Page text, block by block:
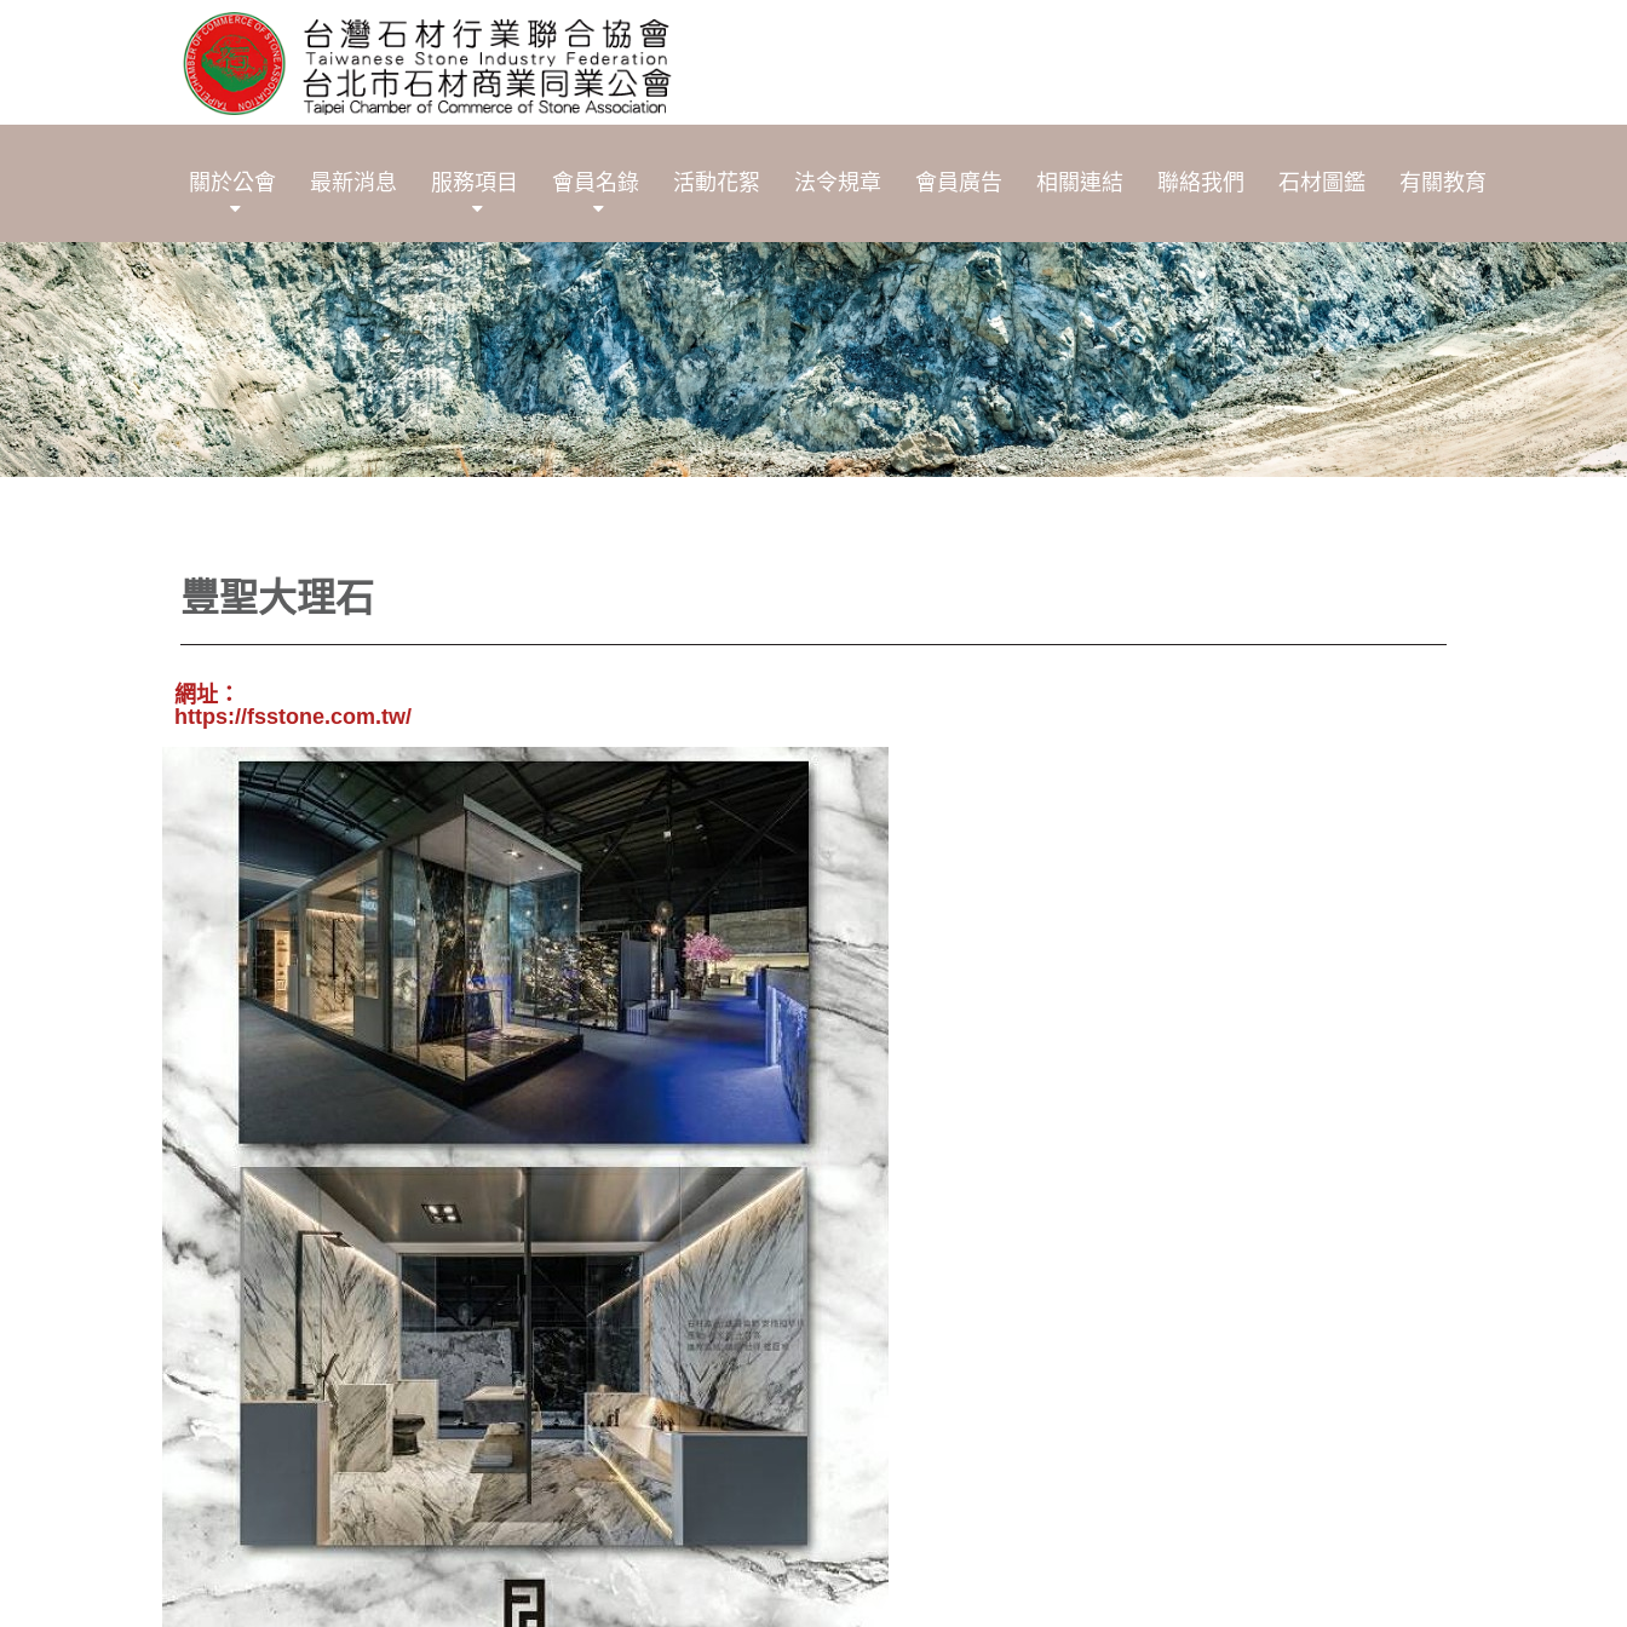
關於公會 最新消息 服務項目 會員名錄 活動花絮 法令規章 會員廣告 相關連結 聯絡我們 石材圖鑑 有關教育
豐聖大理石
網址：
https://fsstone.com.tw/